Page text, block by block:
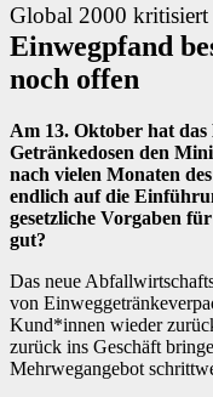
Global 2000 kritisiert
Einwegpfand
noch offen
Am 13. Oktober hat
Getränkedosen den
nach vielen Monaten
endlich auf die
gesetzliche Vorgaben
gut?
Das neue
von
Kund*innen wieder
zurück ins Geschäft
Mehrwegangebot